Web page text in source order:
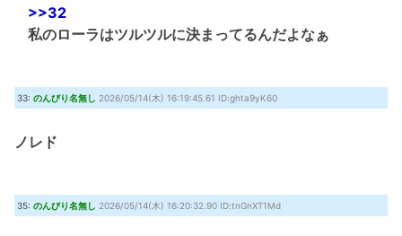
>>32
私のローラはツルツルに決まってるんだよなぁ
33: のんびり名無し 2026/05/14(木) 16:19:45.61 ID:ghta9yK60
ノレド
35: のんびり名無し 2026/05/14(木) 16:20:32.90 ID:tnGnXT1Md